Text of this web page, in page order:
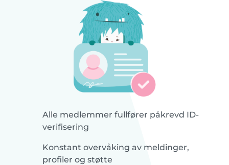
Alle medlemmer fullfører påkrevd ID-
verifisering
Konstant overvåking av meldinger,
profiler og støtte